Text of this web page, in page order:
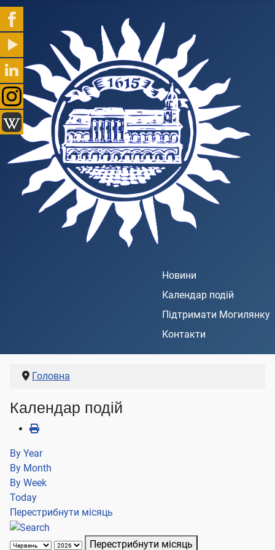
Новини
Календар подій
Підтримати Могилянку
Контакти
Головна
Календар подій
By Year
By Month
By Week
Today
Перестрибнути місяць
Перестрибнути місяць